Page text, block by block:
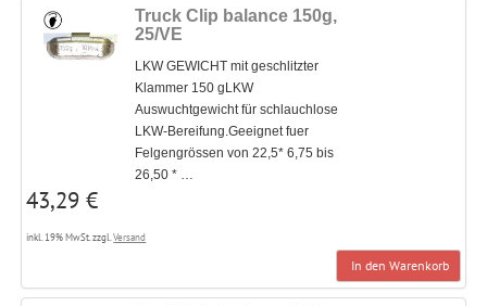
Truck Clip balance 150g,
25/VE
LKW GEWICHT mit geschlitzter
Klammer 150 gLKW
Auswuchtgewicht für schlauchlose
LKW-Bereifung.Geeignet fuer
Felgengrössen von 22,5* 6,75 bis
26,50 * …
43,29 €
inkl. 19% MwSt. zzgl.Versand
In den Warenkorb